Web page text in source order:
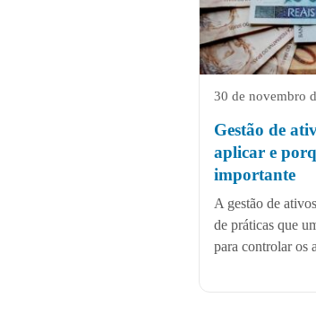
30 de novembro
Gestão de
aplicar e
importante
A gestão de
de práticas que
para controlar os